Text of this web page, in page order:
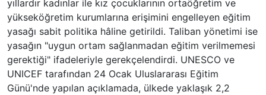
yıllardır kadınlar ile kız çocuklarının ortaöğretim ve
yükseköğretim kurumlarına erişimini engelleyen eğitim
yasağı sabit politika hâline getirildi. Taliban yönetimi ise
yasağın "uygun ortam sağlanmadan eğitim verilmemesi
gerektiği" ifadeleriyle gerekçelendirdi. UNESCO ve
UNICEF tarafından 24 Ocak Uluslararası Eğitim
Günü'nde yapılan açıklamada, ülkede yaklaşık 2,2